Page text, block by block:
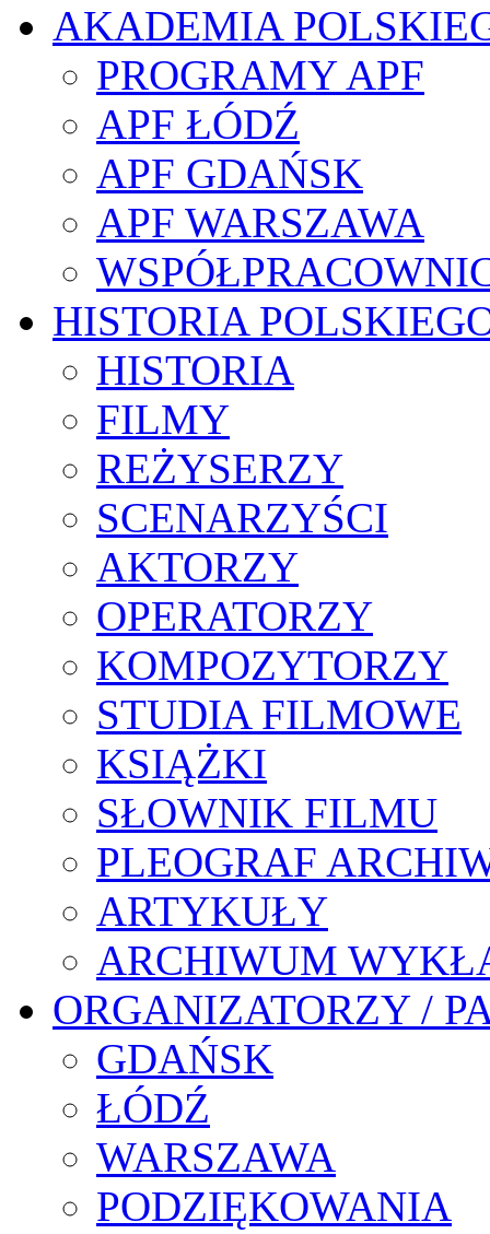
AKADEMIA
PROGRAMY APF
APF ŁÓDŹ
APF GDAŃSK
APF WARSZAWA
HISTORIA
HISTORIA
FILMY
REŻYSERZY
SCENARZYŚCI
AKTORZY
OPERATORZY
KOMPOZYTORZY
STUDIA FILMOWE
KSIĄŻKI
SŁOWNIK FILMU
PLEOGRAF
ARTYKUŁY
ARCHIWUM
ORGANIZATORZY /
GDAŃSK
ŁÓDŹ
WARSZAWA
PODZIĘKOWANIA